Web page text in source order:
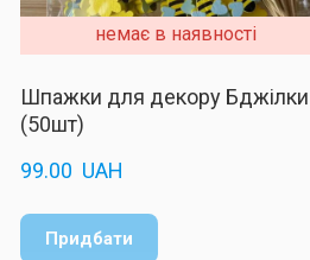
немає в наявності
Шпажки для декору Бджілки
(50шт)
99.00  UAH
Придбати